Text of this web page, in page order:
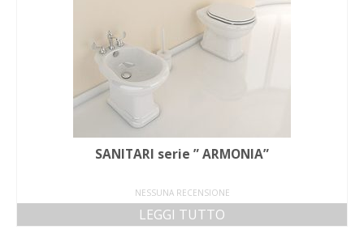
SANITARI serie ” ARMONIA”
NESSUNA RECENSIONE
LEGGI TUTTO